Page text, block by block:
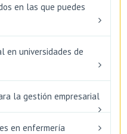
en las que puedes
en universidades de
la gestión empresarial
en enfermería